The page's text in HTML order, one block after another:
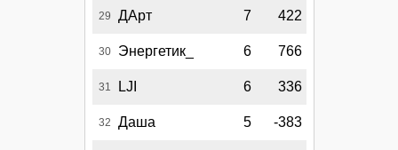
29 ДАрт 7 422
30 Энергетик_ 6 766
31 LJI 6 336
32 Даша 5 -383